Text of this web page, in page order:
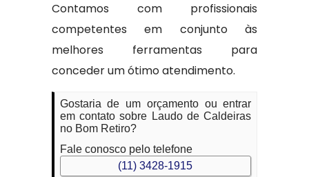
Contamos com profissionais
competentes em conjunto às
melhores ferramentas para
conceder um ótimo atendimento.
Gostaria de um orçamento ou entrar
em contato sobre Laudo de Caldeiras
no Bom Retiro?
Fale conosco pelo telefone
(11) 3428-1915